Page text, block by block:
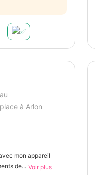
à Arlon
mon appareil
de... Voir plus